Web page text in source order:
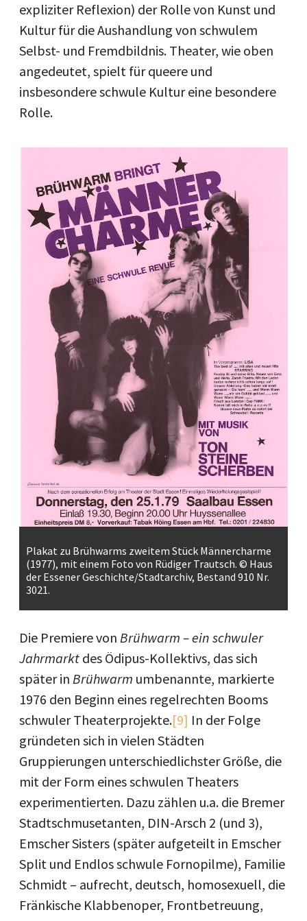
expliziter Reflexion) der Rolle von Kunst und
Kultur für die Aushandlung von schwulem
Selbst- und Fremdbildnis. Theater, wie oben
angedeutet, spielt für queere und
insbesondere schwule Kultur eine besondere
Rolle.
Plakat zu Brühwarms zweitem Stück Männercharme
(1977), mit einem Foto von Rüdiger Trautsch. © Haus
der Essener Geschichte/Stadtarchiv, Bestand 910 Nr.
3021.
Die Premiere von Brühwarm – ein schwuler
Jahrmarkt des Ödipus-Kollektivs, das sich
später in Brühwarm umbenannte, markierte
1976 den Beginn eines regelrechten Booms
schwuler Theaterprojekte.[9] In der Folge
gründeten sich in vielen Städten
Gruppierungen unterschiedlichster Größe, die
mit der Form eines schwulen Theaters
experimentierten. Dazu zählen u.a. die Bremer
Stadtschmusetanten, DIN-Arsch 2 (und 3),
Emscher Sisters (später aufgeteilt in Emscher
Split und Endlos schwule Fornopilme), Familie
Schmidt – aufrecht, deutsch, homosexuell, die
Fränkische Klabbenoper, Frontbetreuung,